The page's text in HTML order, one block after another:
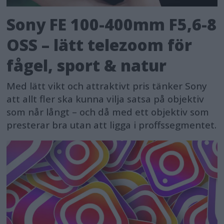
Sony FE 100-400mm F5,6-8
OSS – lätt telezoom för
fågel, sport & natur
Med lätt vikt och attraktivt pris tänker Sony
att allt fler ska kunna vilja satsa på objektiv
som når långt – och då med ett objektiv som
presterar bra utan att ligga i proffssegmentet.